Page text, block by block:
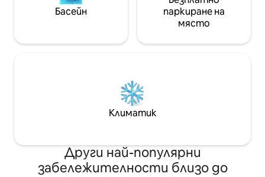
Басейн
паркиране на
място
Климатик
Други най-популярни
забележителности близо до